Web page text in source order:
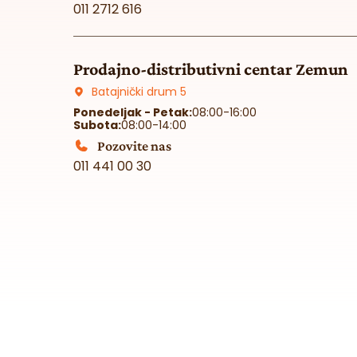
011 2712 616
Prodajno-distributivni centar Zemun
Batajnički drum 5
Ponedeljak - Petak:08:00-16:00
Subota:08:00-14:00
Pozovite nas
011 441 00 30